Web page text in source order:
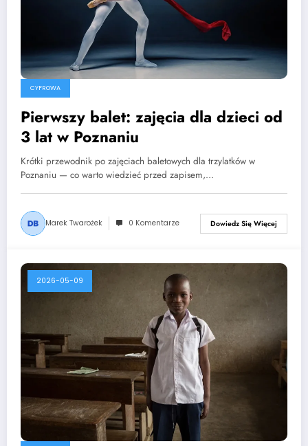
CYFROWA
Pierwszy balet: zajęcia dla dzieci od
3 lat w Poznaniu
Krótki przewodnik po zajęciach baletowych dla trzylatków w
Poznaniu — co warto wiedzieć przed zapisem,…
Marek Twarożek 0 Komentarze Dowiedz Się Więcej
2026-05-09